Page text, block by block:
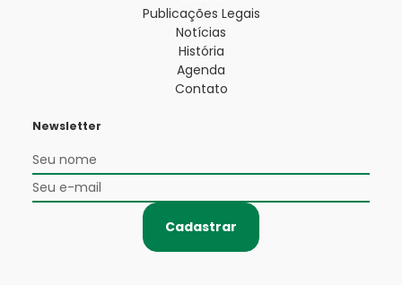
Publicações Legais
Notícias
História
Agenda
Contato
Newsletter
Cadastrar